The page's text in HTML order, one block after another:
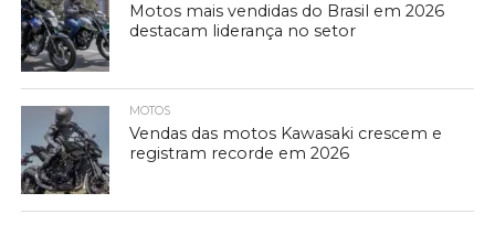
Motos mais vendidas do Brasil em 2026
destacam liderança no setor
MOTOS
Vendas das motos Kawasaki crescem e
registram recorde em 2026